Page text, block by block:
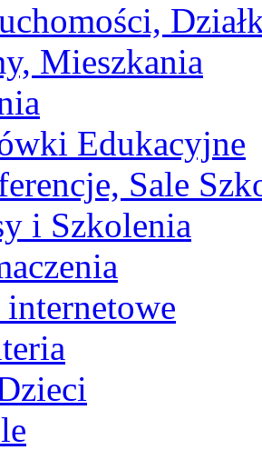
Mieszkania
Edukacyjne
Sale
i Szkolenia